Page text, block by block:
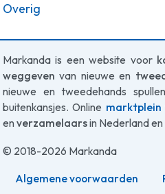
Overig
Markanda is een website voor
weggeven van nieuwe en
nieuwe en tweedehands
buitenkansjes. Online marktplein
en verzamelaarsin Nederland en
© 2018-2026 Markanda
Algemene voorwaarden